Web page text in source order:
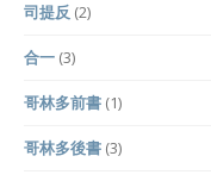
司提反 (2)
合一 (3)
哥林多前書 (1)
哥林多後書 (3)